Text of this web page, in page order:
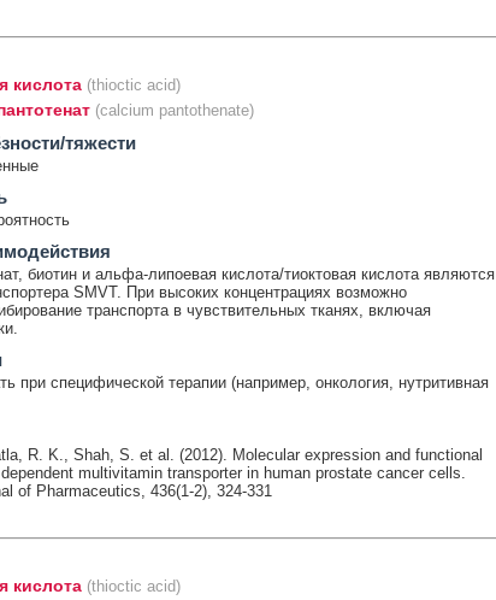
кислота (thioctic acid)
(calcium pantothenate)
тяжести
биотин и альфа-липоевая кислота/тиоктовая кислота являются
SMVT. При высоких концентрациях возможно
транспорта в чувствительных тканях, включая
при специфической терапии (например, онкология, нутритивная
R. K., Shah, S. et al. (2012). Molecular expression and functional
multivitamin transporter in human prostate cancer cells.
of Pharmaceutics, 436(1-2), 324-331
кислота (thioctic acid)